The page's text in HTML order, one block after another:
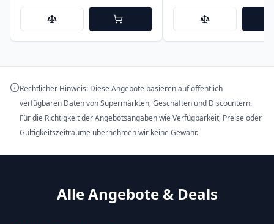
Rechtlicher Hinweis: Diese Angebote basieren auf öffentlich
verfügbaren Daten von Supermärkten, Geschäften und Discountern.
Für die Richtigkeit der Angebotsangaben wie Verfügbarkeit, Preise oder
Gültigkeitszeiträume übernehmen wir keine Gewähr.
Alle Angebote & Deals